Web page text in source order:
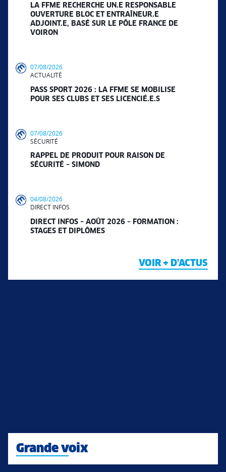
LA FFME RECHERCHE UN.E RESPONSABLE
OUVERTURE BLOC ET ENTRAÎNEUR.E
ADJOINT.E, BASÉ SUR LE PÔLE FRANCE DE
VOIRON
07/08/2026
ACTUALITÉ
PASS SPORT 2026 : LA FFME SE MOBILISE
POUR SES CLUBS ET SES LICENCIÉ.E.S
07/08/2026
SÉCURITÉ
RAPPEL DE PRODUIT POUR RAISON DE
SÉCURITÉ – SIMOND
04/08/2026
DIRECT INFOS
DIRECT INFOS – AOÛT 2026 – FORMATION :
STAGES ET DIPLÔMES
VOIR + D'ACTUS
Grande voix